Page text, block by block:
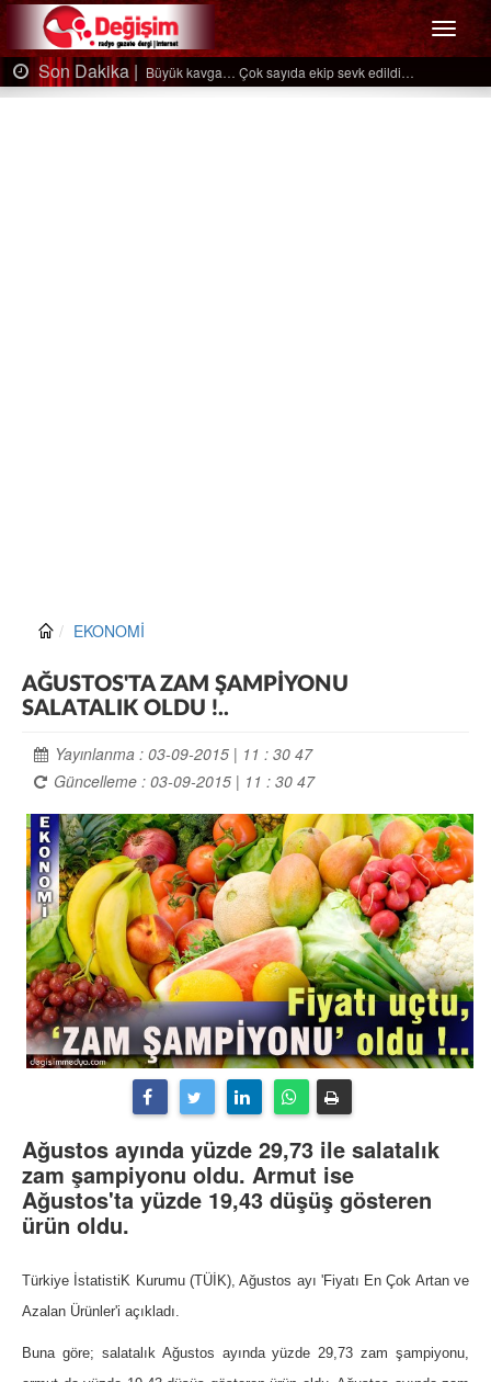
Menü
Son Dakika |Ağaçtan düştü…
EKONOMİ
AĞUSTOS'TA ZAM ŞAMPİYONU
SALATALIK OLDU !..
Yayınlanma : 03-09-2015 | 11 : 30 47
Güncelleme : 03-09-2015 | 11 : 30 47
Ağustos ayında yüzde 29,73 ile salatalık
zam şampiyonu oldu. Armut ise
Ağustos'ta yüzde 19,43 düşüş gösteren
ürün oldu.
Türkiye İstatistiK Kurumu (TÜİK), Ağustos ayı 'Fiyatı En Çok Artan ve
Azalan Ürünler'i açıkladı.
Buna göre; salatalık Ağustos ayında yüzde 29,73 zam şampiyonu,